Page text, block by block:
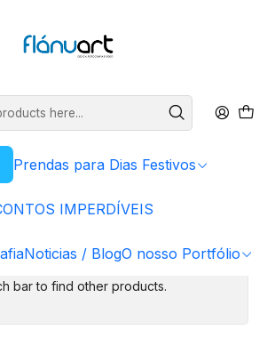
Prendas para Dias Festivos
IMPERDÍVEIS
Noticias / BlogO nosso Portfólio
Home Mês da Fotografia
com os nossos produtos em
com fotografia
at other categories or use the
bar to find other products.